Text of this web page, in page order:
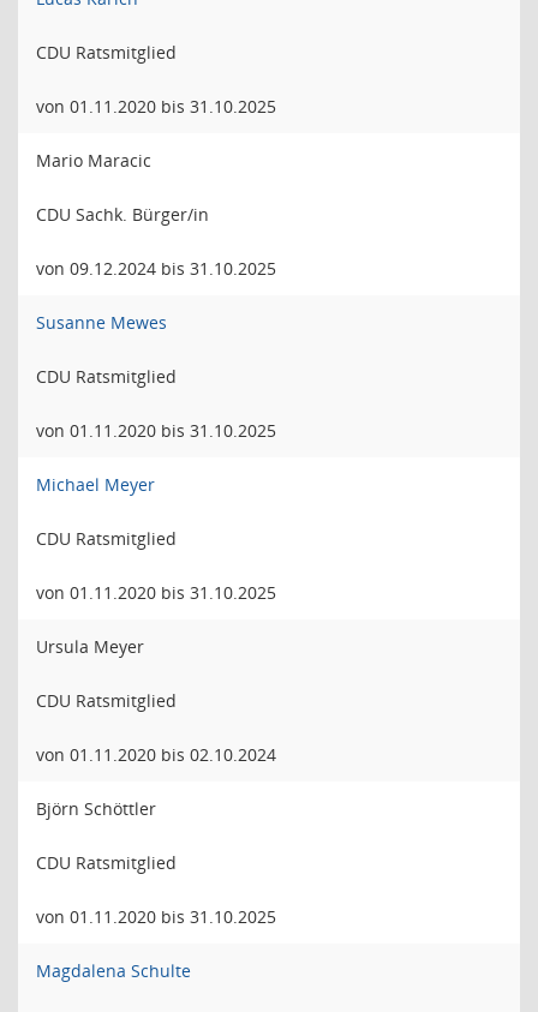
CDU Ratsmitglied
von 01.11.2020 bis 31.10.2025
Mario Maracic
CDU Sachk. Bürger/in
von 09.12.2024 bis 31.10.2025
Susanne Mewes
CDU Ratsmitglied
von 01.11.2020 bis 31.10.2025
Michael Meyer
CDU Ratsmitglied
von 01.11.2020 bis 31.10.2025
Ursula Meyer
CDU Ratsmitglied
von 01.11.2020 bis 02.10.2024
Björn Schöttler
CDU Ratsmitglied
von 01.11.2020 bis 31.10.2025
Magdalena Schulte